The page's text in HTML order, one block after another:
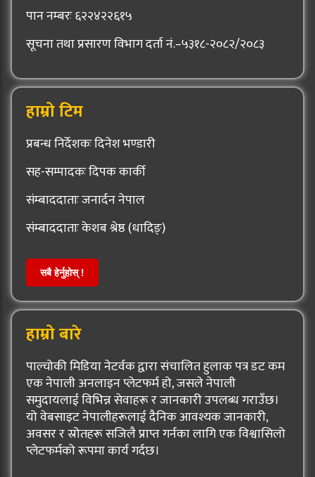
पान नम्बरः ६२२४२२६१५
सूचना तथा प्रसारण विभाग दर्ता नं.–५३१८-२०८२/२०८३
हाम्रो टिम
प्रबन्ध निर्देशकः दिनेश भण्डारी
सह-सम्पादकः दिपक कार्की
संम्बाददाताः जनार्दन नेपाल
संम्बाददाताः केशब श्रेष्ठ (धादिङ्)
सबै हेर्नुहोस् !
हाम्रो बारे
पाल्चोकी मिडिया नेटर्वक द्वारा संचालित हुलाक पत्र डट कम
एक नेपाली अनलाइन प्लेटफर्म हो, जसले नेपाली
समुदायलाई विभिन्न सेवाहरू र जानकारी उपलब्ध गराउँछ।
यो वेबसाइट नेपालीहरूलाई दैनिक आवश्यक जानकारी,
अवसर र स्रोतहरू सजिलै प्राप्त गर्नका लागि एक विश्वासिलो
प्लेटफर्मको रूपमा कार्य गर्दछ।